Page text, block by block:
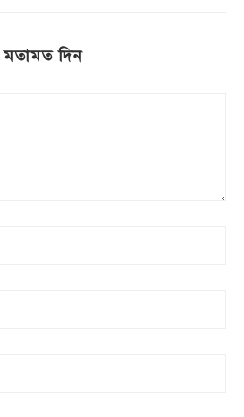
মতামত দিন